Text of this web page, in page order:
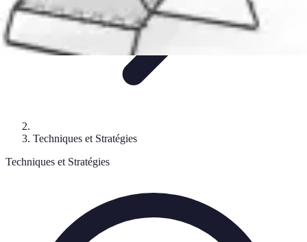
Techniques et Stratégies
Techniques et Stratégies